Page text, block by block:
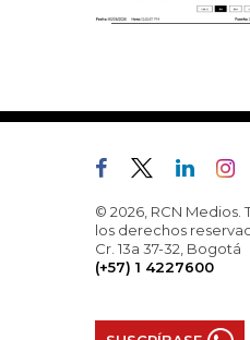
© 2026, RCN Medios.
los derechos
Cr. 13a 37-32, Bogotá
(+57) 1 4227600